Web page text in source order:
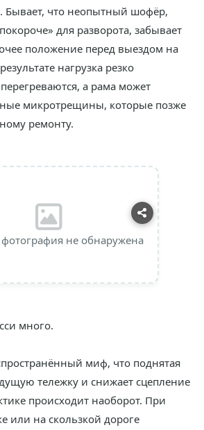
Бывает, что неопытный шофёр,
для разворота, забывает
положение перед выездом на
нагрузка резко
а рама может
микротрещины, которые позже
ремонту.
не обнаружена
много.
миф, что поднятая
тележку и снижает сцепление
происходит наоборот. При
или на скользкой дороге